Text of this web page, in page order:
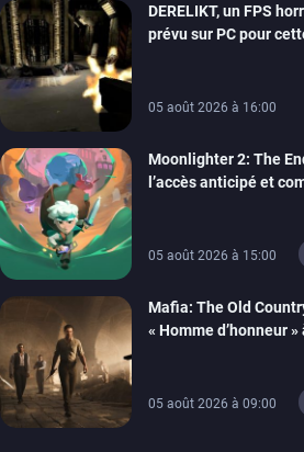
DERELIKT, un FPS
prévu sur PC pour
05 août 2026 à 16:00
Moonlighter 2: The
l’accès anticipé et
05 août 2026 à 15:00
Mafia: The Old
« Homme d’honneur
05 août 2026 à 09:00